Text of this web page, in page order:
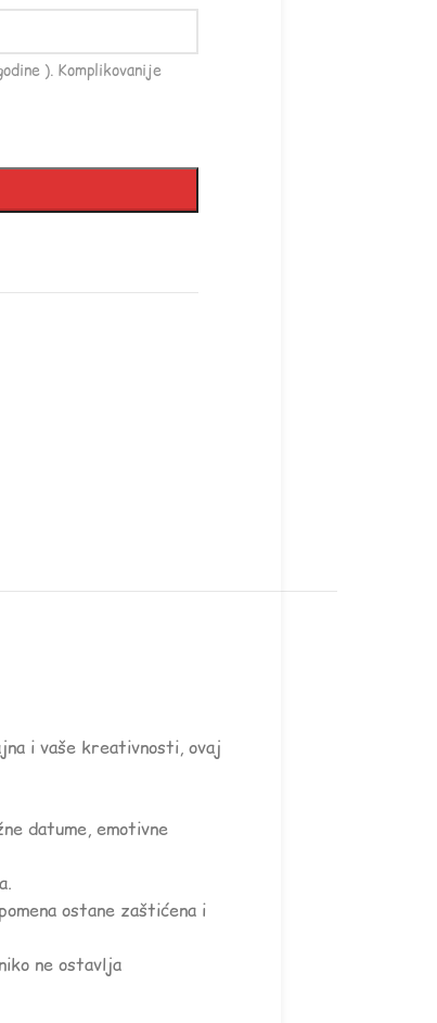
). Komplikovanije
i vaše kreativnosti, ovaj
datume, emotivne
ostane zaštićena i
ne ostavlja